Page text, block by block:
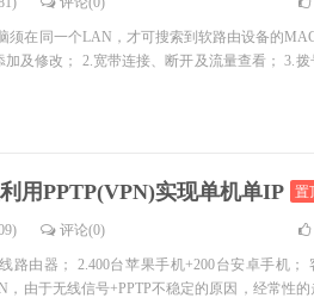
须在同一个LAN，才可搜索到软路由设备的
及修改； 2.宽带连接、断开及流量查看； 3.拨
用PPTP(VPN)实现单机单IP 置
评论(0)
路由器； 2.400台苹果手机+200台安卓手机；
由于无线信号+PPTP不稳定的原因，经常性的